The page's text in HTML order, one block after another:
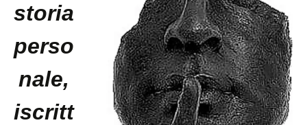
storia
perso
nale,
iscritt